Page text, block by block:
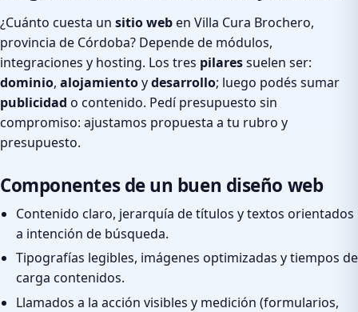
¿Cuánto cuesta un sitio weben Villa Cura Brochero,
provincia de Córdoba? Depende de módulos,
integraciones y hosting. Los tres pilaressuelen ser:
dominio, alojamientoydesarrollo; luego podés sumar
publicidad o contenido. Pedí presupuesto sin
compromiso: ajustamos propuesta a tu rubro y
presupuesto.
Componentes de un buen diseño web
Contenido claro, jerarquía de títulos y textos orientados
a intención de búsqueda.
Tipografías legibles, imágenes optimizadas y tiempos de
carga contenidos.
Llamados a la acción visibles y medición (formularios,